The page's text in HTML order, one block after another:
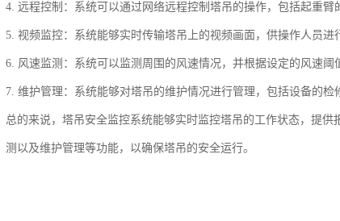
4. 远程控制：系统可以通过网络远程控制塔吊的操作，包括起重臂
5. 视频监控：系统能够实时传输塔吊上的视频画面，供操作人员进
6. 风速监测：系统可以监测周围的风速情况，并根据设定的风速阈
7. 维护管理：系统能够对塔吊的维护情况进行管理，包括设备的
总的来说，塔吊安全监控系统能够实时监控塔吊的工作状态，提
测以及维护管理等功能，以确保塔吊的安全运行。